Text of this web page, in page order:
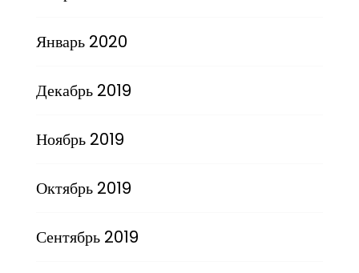
Январь 2020
Декабрь 2019
Ноябрь 2019
Октябрь 2019
Сентябрь 2019